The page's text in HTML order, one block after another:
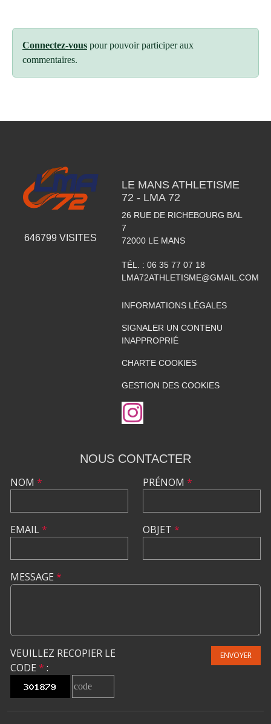
Connectez-vous pour pouvoir participer aux
commentaires.
646799 VISITES
LE MANS ATHLETISME
72 - LMA 72
26 RUE DE RICHEBOURG BAL
7
72000 LE MANS
TÉL. : 06 35 77 07 18
LMA72ATHLETISME@GMAIL.COM
INFORMATIONS LÉGALES
SIGNALER UN CONTENU
INAPPROPRIÉ
CHARTE COOKIES
GESTION DES COOKIES
NOUS CONTACTER
NOM *
EMAIL*
PRÉNOM *
OBJET *
MESSAGE *
VEUILLEZ RECOPIER LE
CODE * :
ENVOYER